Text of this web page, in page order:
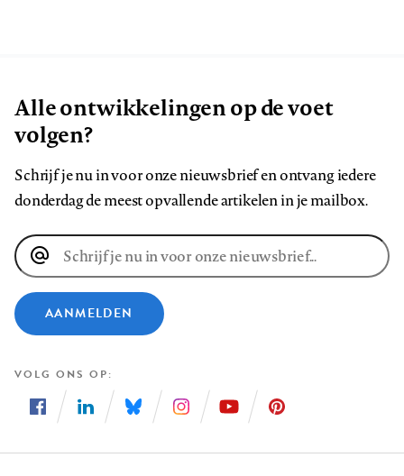
Alle ontwikkelingen op de voet
volgen?
Schrijf je nu in voor onze nieuwsbrief en ontvang iedere
donderdag de meest opvallende artikelen in je mailbox.
E-
mailadres
AANMELDEN
VOLG ONS OP
ons
ons
ons
ons
ons
ons